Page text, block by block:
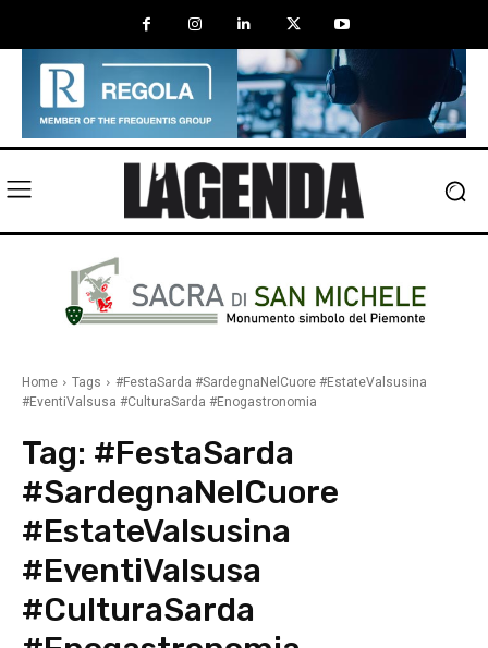
Home Tags
#FestaSarda #SardegnaNelCuore #EstateValsusina
#EventiValsusa #CulturaSarda #Enogastronomia
Tag: #FestaSarda
#SardegnaNelCuore
#EstateValsusina
#EventiValsusa
#CulturaSarda